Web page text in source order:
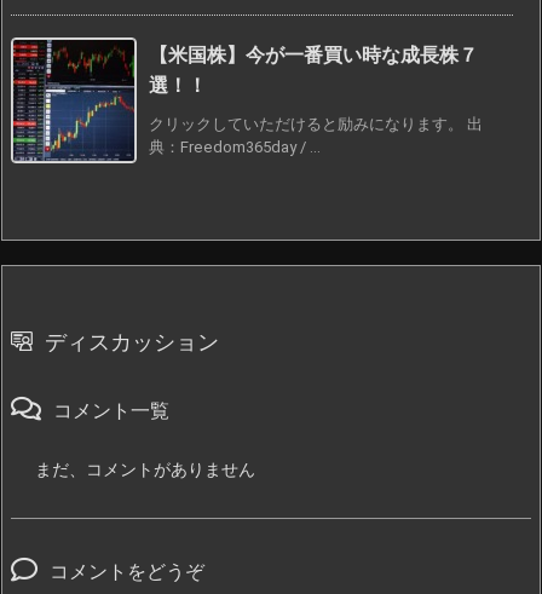
【米国株】今が一番買い時な成長株７
選！！
クリックしていただけると励みになります。 出
典：Freedom365day / ...
ディスカッション
コメント一覧
まだ、コメントがありません
コメントをどうぞ